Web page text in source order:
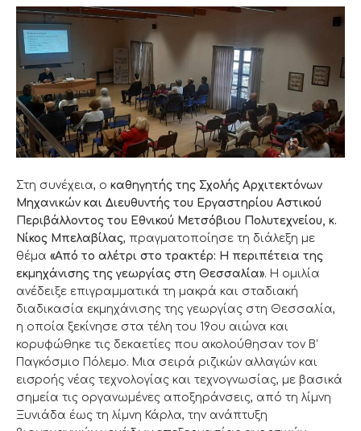
Στη συνέχεια, ο καθηγητής της Σχολής Αρχιτεκτόνων
Μηχανικών και Διευθυντής του Εργαστηρίου Αστικού
Περιβάλλοντος του Εθνικού Μετσόβιου Πολυτεχνείου, κ.
Νίκος Μπελαβίλας, πραγματοποίησε τη διάλεξη με
θέμα «Από το αλέτρι στο τρακτέρ: Η περιπέτεια της
εκμηχάνισης της γεωργίας στη Θεσσαλία». Η ομιλία
ανέδειξε επιγραμματικά τη μακρά και σταδιακή
διαδικασία εκμηχάνισης της γεωργίας στη Θεσσαλία,
η οποία ξεκίνησε στα τέλη του 19ου αιώνα και
κορυφώθηκε τις δεκαετίες που ακολούθησαν τον Β’
Παγκόσμιο Πόλεμο. Μια σειρά ριζικών αλλαγών και
εισροής νέας τεχνολογίας και τεχνογνωσίας, με βασικά
σημεία τις οργανωμένες αποξηράνσεις, από τη λίμνη
Ξυνιάδα έως τη λίμνη Κάρλα, την ανάπτυξη